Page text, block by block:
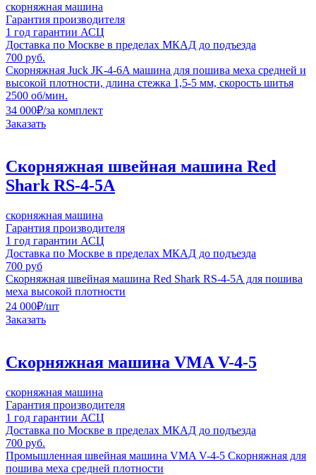
скорняжная машина
Гарантия производителя
1 год гарантии АСЦ
Доставка по Москве в пределах МКАД до подъезда
700 руб.
Скорняжная Juck JK-4-6A машина для пошива меха средней и
высокой плотности, длина стежка 1,5-5 мм, скорость шитья
2500 об/мин.
34 000₽/за комплект
Заказать
Скорняжная швейная машина Red
Shark RS-4-5A
скорняжная машина
Гарантия производителя
1 год гарантии АСЦ
Доставка по Москве в пределах МКАД до подъезда
700 руб
Скорняжная швейная машина Red Shark RS-4-5A для пошива
меха высокой плотности
24 000₽/шт
Заказать
Cкорняжная машина VMA V-4-5
скорняжная машина
Гарантия производителя
1 год гарантии АСЦ
Доставка по Москве в пределах МКАД до подъезда
700 руб.
Промышленная швейная машина VMA V-4-5 Cкорняжная для
пошива меха средней плотности